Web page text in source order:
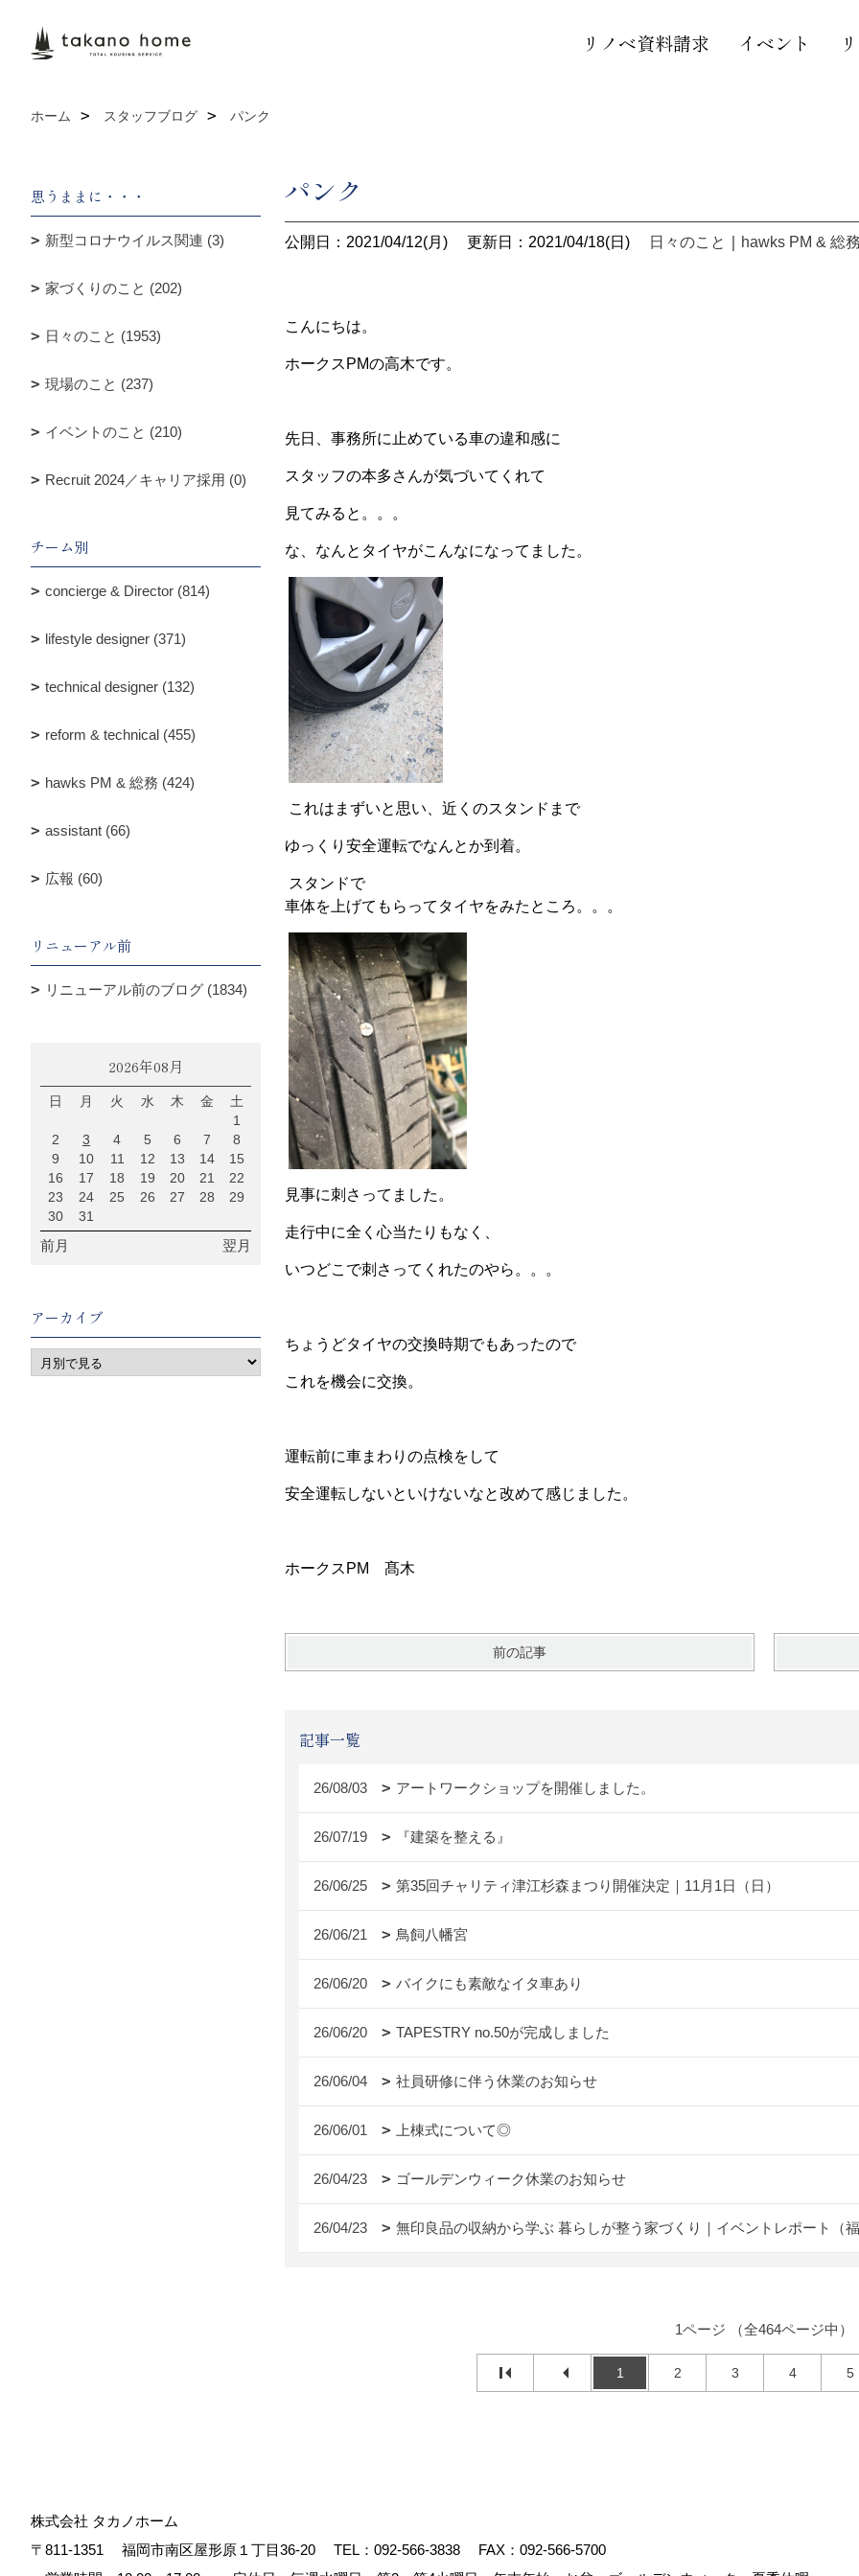
リノベ資料請求 イベント
ホーム スタッフブログ パンク
パンク
公開日：2021/04/12(月) 更新日：2021/04/18(日) 日々のこと hawks PM & 総
こんにちは。
ホークスPMの高木です。
先日、事務所に止めている車の違和感に
スタッフの本多さんが気づいてくれて
見てみると。。。
な、なんとタイヤがこんなになってました。
これはまずいと思い、近くのスタンドまで
ゆっくり安全運転でなんとか到着。
スタンドで
車体を上げてもらってタイヤをみたところ。。。
見事に刺さってました。
走行中に全く心当たりもなく、
いつどこで刺さってくれたのやら。。。
ちょうどタイヤの交換時期でもあったので
これを機会に交換。
運転前に車まわりの点検をして
安全運転しないといけないなと改めて感じました。
ホークスPM 髙木
前の記事
記事一覧
26/08/03 アートワークショップを開催しました。
26/07/19 『建築を整える』
26/06/25 第35回チャリティ津江杉森まつり開催決定｜11月1日（日）
26/06/21 鳥飼八幡宮
26/06/20 バイクにも素敵なイタ車あり
26/06/20 TAPESTRY no.50が完成しました
26/06/04 社員研修に伴う休業のお知らせ
26/06/01 上棟式について◎
26/04/23 ゴールデンウィーク休業のお知らせ
26/04/23 無印良品の収納から学ぶ 暮らしが整う家づくり｜イベントレポート（
1ページ （全464ページ中）
1 2 3 4 5
思うままに・・・
新型コロナウイルス関連 (3)
家づくりのこと (202)
日々のこと (1953)
現場のこと (237)
イベントのこと (210)
Recruit 2024／キャリア採用 (0)
チーム別
concierge & Director (814)
lifestyle designer (371)
technical designer (132)
reform & technical (455)
hawks PM & 総務 (424)
assistant (66)
広報 (60)
リニューアル前
リニューアル前のブログ (1834)
2026年08月
日 月 火 水 木 金
土
1
2
3 4 5 6 7
8
9
10 11 12 13 14
15
16
17 18 19 20 21
22
23
24 25 26 27 28
29
30
31
前月 翌月
アーカイブ
株式会社 タカノホーム
〒811-1351
福岡市南区屋形原１丁目36-20 TEL： 092-566-3838
FAX：092-566-5700